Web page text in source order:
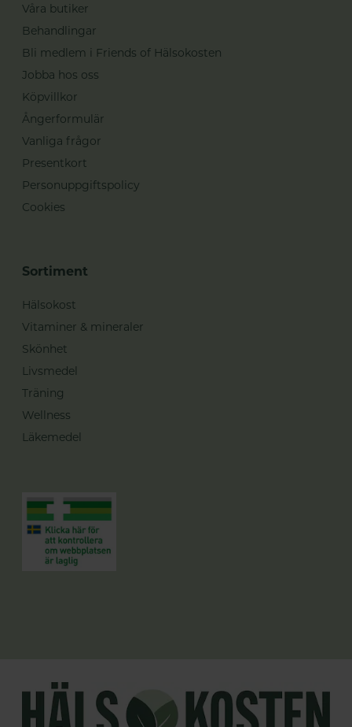
Våra butiker
Behandlingar
Bli medlem i Friends of Hälsokosten
Jobba hos oss
Köpvillkor
Ångerformulär
Vanliga frågor
Presentkort
Personuppgiftspolicy
Cookies
Sortiment
Hälsokost
Vitaminer & mineraler
Skönhet
Livsmedel
Träning
Wellness
Läkemedel